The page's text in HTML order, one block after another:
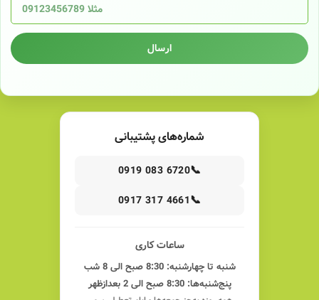
ارسال
شماره‌های پشتیبانی
📞
0919 083 6720
📞
0917 317 4661
ساعات کاری
شنبه تا چهارشنبه: 8:30 صبح الی 8 شب
پنج‌شنبه‌ها: 8:30 صبح الی 2 بعدازظهر